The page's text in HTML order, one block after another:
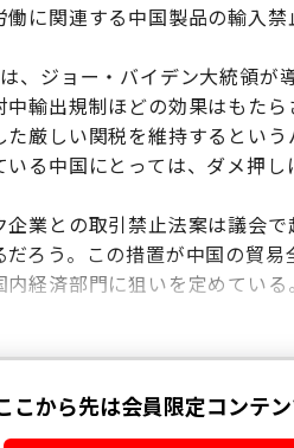
に関連する中国製品の輸入禁
、ジョー・バイデン大統領
中輸出規制ほどの効果はもた
た厳しい関税を維持するとい
る中国にとっては、ダメ押し
企業との取引禁止法案は議会
だろう。この措置が中国の貿
経済部門に狙いを定めている。